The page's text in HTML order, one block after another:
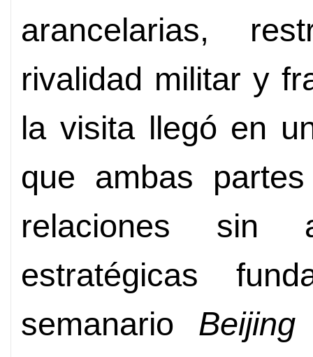
arancelarias,
rivalidad militar y
la visita llegó en
que ambas
relaciones sin
estratégicas
semanario Beijing